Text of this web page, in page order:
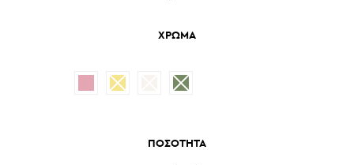
ΧΡΩΜΑ
ΠΟΣΟΤΗΤΑ